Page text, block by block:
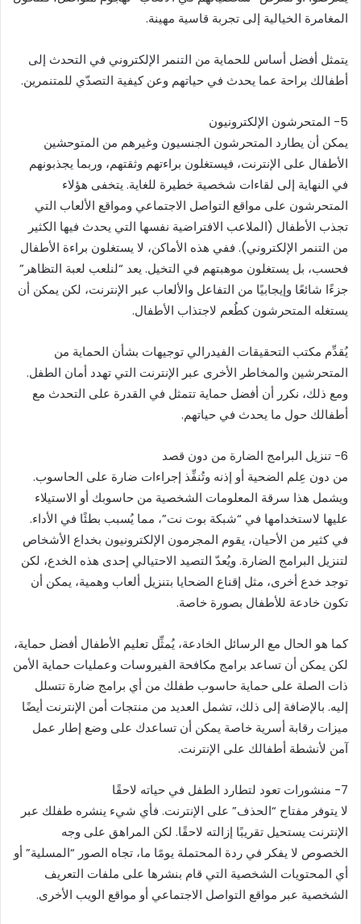
المغامرة الخيالية إلى تجربة قاسية مهينة.
يتمثل أفضل أساس للحماية من التنمر الإلكتروني في التحدث إلى
أطفالك براحة عما يحدث في حياتهم وعن كيفية التصدّي للمتنمرين.
5- المتحرشون الإلكترونيون
يمكن أن يطارد المتحرشون الجنسيون وغيرهم من المتوحشين
الأطفال على الإنترنت، فيستغلون براءتهم وثقتهم، وربما يجذبونهم
في النهاية إلى لقاءات شخصية خطيرة للغاية. يتخفى هؤلاء
المتحرشون على مواقع التواصل الاجتماعي ومواقع الألعاب التي
تجذب الأطفال (الملاعب الافتراضية نفسها التي يحدث فيها الكثير
من التنمر الإلكتروني). ففي هذه الأماكن، لا يستغلون براءة الأطفال
فحسب، بل يستغلون موهبتهم في التخيل. يعد “لنلعب لعبة التظاهر”
جزءًا شائعًا وإيجابيًا من التفاعل والألعاب عبر الإنترنت، لكن يمكن أن
يستغله المتحرشون كطُعم لاجتذاب الأطفال.
يُقدِّم مكتب التحقيقات الفيدرالي توجيهات بشأن الحماية من
المتحرشين والمخاطر الأخرى عبر الإنترنت التي تهدد أمان الطفل.
ومع ذلك، نكرر أن أفضل حماية تتمثل في القدرة على التحدث مع
أطفالك حول ما يحدث في حياتهم.
6- تنزيل البرامج الضارة من دون قصد
من دون عِلم الضحية أو إذنه وتُنفِّذ إجراءات ضارة على الحاسوب.
ويشمل هذا سرقة المعلومات الشخصية من حاسوبك أو الاستيلاء
عليها لاستخدامها في “شبكة بوت نت”، مما يُسبب بطئًا في الأداء.
في كثير من الأحيان، يقوم المجرمون الإلكترونيون بخداع الأشخاص
لتنزيل البرامج الضارة. ويُعدّ التصيد الاحتيالي إحدى هذه الخدع، لكن
توجد خدع أخرى، مثل إقناع الضحايا بتنزيل ألعاب وهمية، يمكن أن
تكون خادعة للأطفال بصورة خاصة.
كما هو الحال مع الرسائل الخادعة، يُمثِّل تعليم الأطفال أفضل حماية،
لكن يمكن أن تساعد برامج مكافحة الفيروسات وعمليات حماية الأمن
ذات الصلة على حماية حاسوب طفلك من أي برامج ضارة تتسلل
إليه. بالإضافة إلى ذلك، تشمل العديد من منتجات أمن الإنترنت أيضًا
ميزات رقابة أسرية خاصة يمكن أن تساعدك على وضع إطار عمل
آمن لأنشطة أطفالك على الإنترنت.
7- منشورات تعود لتطارد الطفل في حياته لاحقًا
لا يتوفر مفتاح “الحذف” على الإنترنت. فأي شيء ينشره طفلك عبر
الإنترنت يستحيل تقريبًا إزالته لاحقًا. لكن المراهق على وجه
الخصوص لا يفكر في ردة المحتملة يومًا ما، تجاه الصور “المسلية” أو
أي المحتويات الشخصية التي قام بنشرها على ملفات التعريف
الشخصية عبر مواقع التواصل الاجتماعي أو مواقع الويب الأخرى.